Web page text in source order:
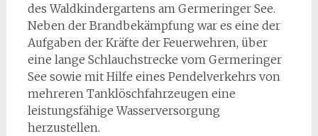
des Waldkindergartens am Germeringer See.
Neben der Brandbekämpfung war es eine der
Aufgaben der Kräfte der Feuerwehren, über
eine lange Schlauchstrecke vom Germeringer
See sowie mit Hilfe eines Pendelverkehrs von
mehreren Tanklöschfahrzeugen eine
leistungsfähige Wasserversorgung
herzustellen.